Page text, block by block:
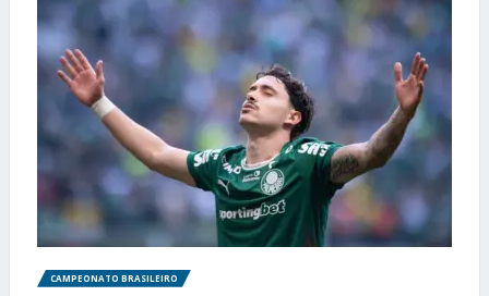
CAMPEONATO BRASILEIRO